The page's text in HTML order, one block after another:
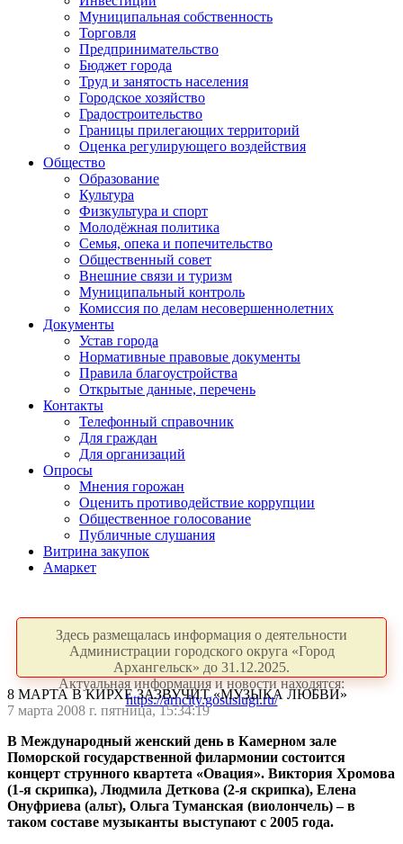
Муниципальная собственность
Торговля
Предпринимательство
Бюджет города
Труд и занятость населения
Городское хозяйство
Градостроительство
Границы прилегающих территорий
Оценка регулирующего воздействия
Общество
Образование
Культура
Физкультура и спорт
Молодёжная политика
Семья, опека и попечительство
Общественный совет
Внешние связи и туризм
Муниципальный контроль
Комиссия по делам несовершеннолетних
Документы
Устав города
Нормативные правовые документы
Правила благоустройства
Открытые данные, перечень
Контакты
Телефонный справочник
Для граждан
Для организаций
Опросы
Мнения горожан
Оценить противодействие коррупции
Общественное голосование
Публичные слушания
Витрина закупок
Амаркет
Здесь размещалась информация о деятельности
Администрации городского округа «Город
Архангельск» до 31.12.2025.
Актуальная информация и новости находятся:
https://arhcity.gosuslugi.ru/
8 МАРТА В КИРХЕ ЗАЗВУЧИТ «МУЗЫКА ЛЮБВИ»
7 марта 2008 г. пятница, 15:34:19
В Международный женский день в Камерном зале
Поморской государственной филармонии состоится
концерт струнного квартета «Овация». Виктория Хромова
(1-я скрипка), Людмила Деткова (2-я скрипка), Елена
Онуфриева (альт), Ольга Туманская (виолончель) – в
таком составе музыканты выступают с 2005 года.